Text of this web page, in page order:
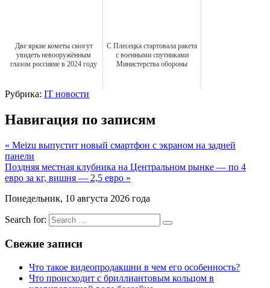
Две яркие кометы смогут
увидеть невооружённым
глазом россияне в 2024 году
С Плесецка стартовала ракета
с военными спутниками
Министерства обороны
Рубрика: IT новости
Навигация по записям
« Meizu выпустит новый смартфон с экраном на задней
панели
Поздняя местная клубника на Центральном рынке — по 4
евро за кг, вишня — 2,5 евро »
Понедельник, 10 августа 2026 года
Search for:
Свежие записи
Что такое видеопродакшни в чем его особенность?
Что происходит с бриллиантовым кольцом в